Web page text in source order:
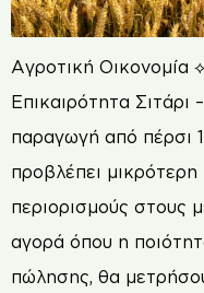
Αγροτική Οικονομία
Επικαιρότητα
παραγωγή από πέρσι
προβλέπει
περιορισμούς στους
αγορά όπου η
πώλησης, θα